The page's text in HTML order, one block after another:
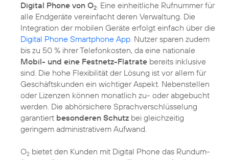
Digital Phone von O2 . Eine einheitliche Rufnummer für
alle Endgeräte vereinfacht deren Verwaltung. Die
Integration der mobilen Geräte erfolgt einfach über die
Digital Phone Smartphone App . Nutzer sparen zudem
bis zu 50 % ihrer Telefonkosten, da eine nationale
Mobil- und eine Festnetz-Flatrate bereits inklusive
sind. Die hohe Flexibilität der Lösung ist vor allem für
Geschäftskunden ein wichtiger Aspekt. Nebenstellen
oder Lizenzen können monatlich zu- oder abgebucht
werden. Die abhörsichere Sprachverschlüsselung
garantiert besonderen Schutz bei gleichzeitig
geringem administrativem Aufwand.
O2 bietet den Kunden mit Digital Phone das Rundum-